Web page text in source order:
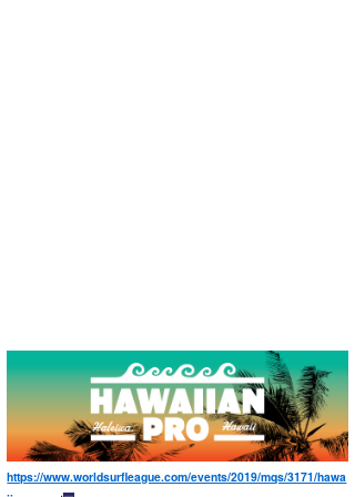
https://www.worldsurfleague.com/events/2019/mqs/3171/hawa